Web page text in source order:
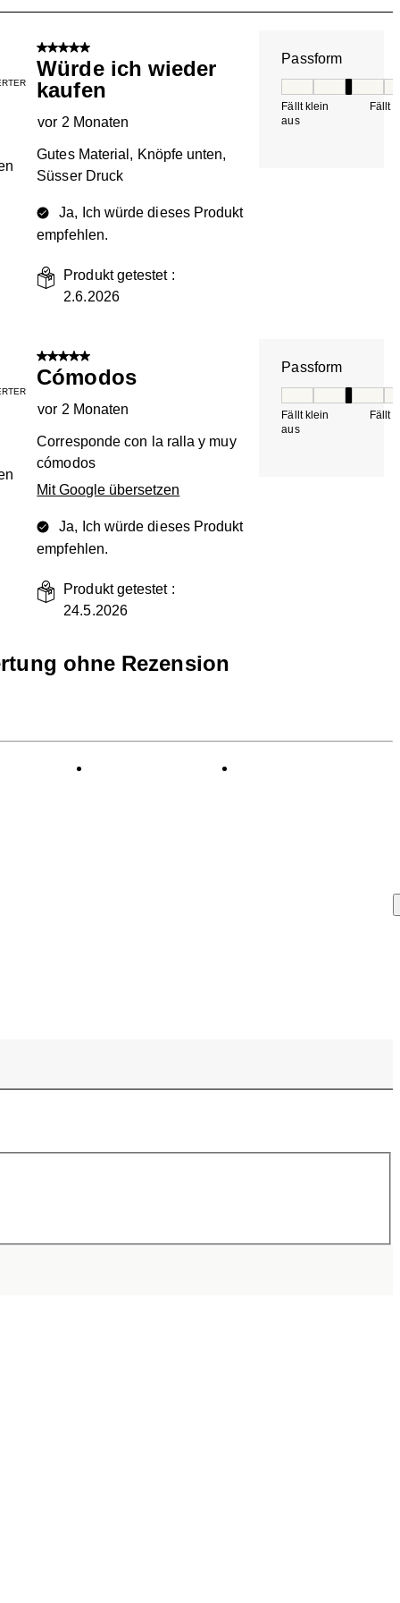
5 von 5 Sternen.
Würde ich wieder
kaufen
vor 2 Monaten
Gutes Material, Knöpfe unten,
Süsser Druck
Ja, Ich würde dieses Produkt
empfehlen.
Produkt getestet :
2.6.2026
Passform
Fällt klein
aus
Fällt
5 von 5 Sternen.
Cómodos
vor 2 Monaten
Corresponde con la ralla y muy
cómodos
Mit Google übersetzen
Ja, Ich würde dieses Produkt
empfehlen.
Produkt getestet :
24.5.2026
Passform
Fällt klein
aus
Fällt
ohne Rezension